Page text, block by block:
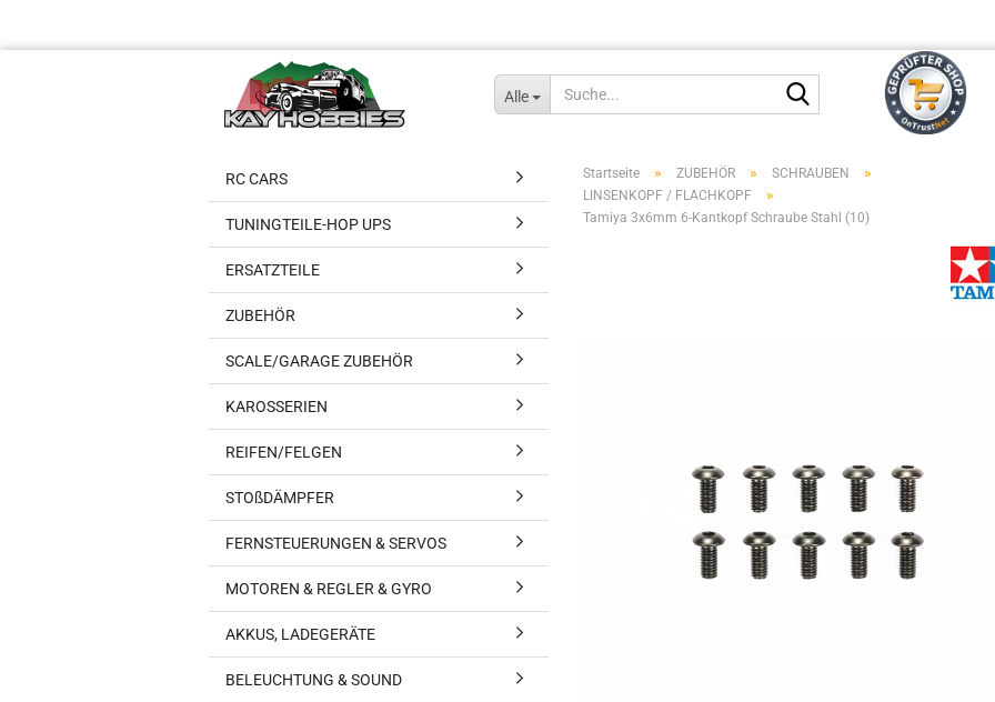
Alle
Startseite » ZUBEHÖR » SCHRAUBEN »
LINSENKOPF / FLACHKOPF »
Tamiya 3x6mm 6-Kantkopf Schraube Stahl (10)
RC CARS
TUNINGTEILE-HOP UPS
ERSATZTEILE
ZUBEHÖR
SCALE/GARAGE ZUBEHÖR
KAROSSERIEN
REIFEN/FELGEN
STOßDÄMPFER
FERNSTEUERUNGEN & SERVOS
MOTOREN & REGLER & GYRO
AKKUS, LADEGERÄTE
BELEUCHTUNG & SOUND